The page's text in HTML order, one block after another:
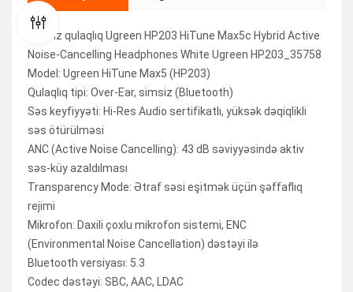
Simsiz qulaqlıq Ugreen HP203 HiTune Max5c Hybrid Active
Noise-Cancelling Headphones White Ugreen HP203_35758
Model: Ugreen HiTune Max5 (HP203)
Qulaqlıq tipi: Over-Ear, simsiz (Bluetooth)
Səs keyfiyyəti: Hi-Res Audio sertifikatlı, yüksək dəqiqlikli
səs ötürülməsi
ANC (Active Noise Cancelling): 43 dB səviyyəsində aktiv
səs-küy azaldılması
Transparency Mode: Ətraf səsi eşitmək üçün şəffaflıq
rejimi
Mikrofon: Daxili çoxlu mikrofon sistemi, ENC
(Environmental Noise Cancellation) dəstəyi ilə
Bluetooth versiyası: 5.3
Codec dəstəyi: SBC, AAC, LDAC